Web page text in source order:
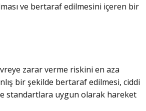
ve bertaraf edilmesini içeren bir
zarar verme riskini en aza
bir şekilde bertaraf edilmesi, ciddi
standartlara uygun olarak hareket